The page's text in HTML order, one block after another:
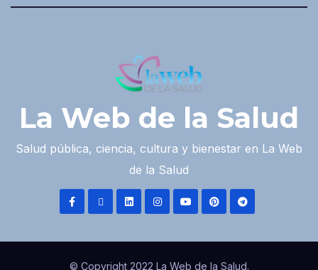
La Web de la Salud
Salud pública, ciencia, cultura y bienestar en La Web
de la Salud
© Copyright 2022 La Web de la Salud.